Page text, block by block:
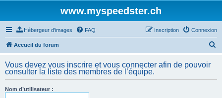
www.myspeedster.ch
Hébergeur d'images FAQ Connexion
Inscription
Accueil du forum
h
Vous devez vous inscrire et vous connecter afin de pouvoir
consulter la liste des membres de l’équipe.
Nom d’utilisateur :